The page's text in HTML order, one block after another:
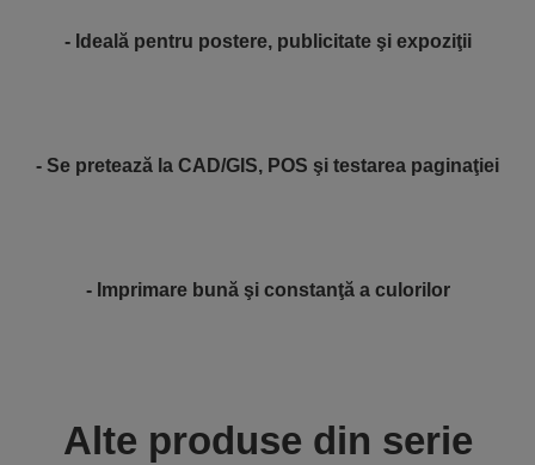
- Ideală pentru postere, publicitate şi expoziţii
- Se pretează la CAD/GIS, POS şi testarea paginaţiei
- Imprimare bună şi constanţă a culorilor
Alte produse din serie